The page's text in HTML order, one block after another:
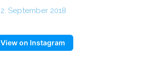
2. September 2018
View on Instagram